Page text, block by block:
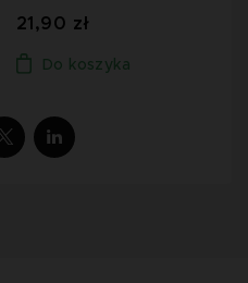
21,90 zł
Do koszyka